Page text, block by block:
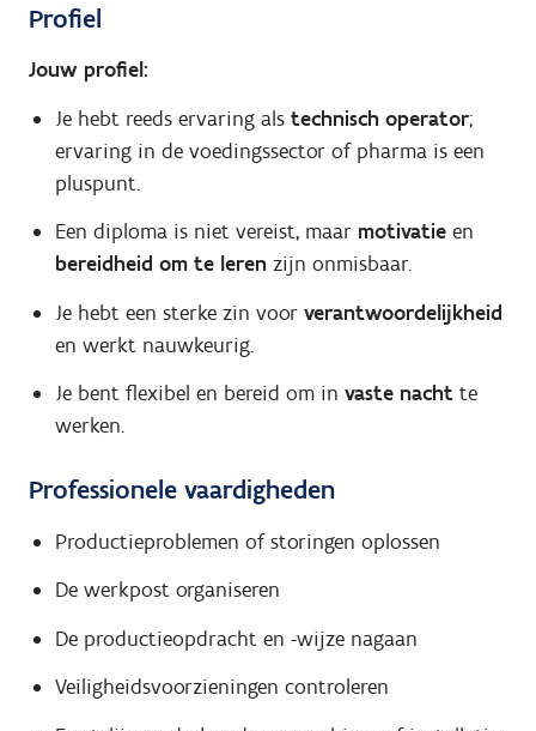
Profiel
Jouw profiel:
Je hebt reeds ervaring als technisch operator;
ervaring in de voedingssector of pharma is een
pluspunt.
Een diploma is niet vereist, maar motivatieen
bereidheid om te lerenzijn onmisbaar.
Je hebt een sterke zin voor verantwoordelijkheid
en werkt nauwkeurig.
Je bent flexibel en bereid om in vaste nachtte
werken.
Professionele vaardigheden
Productieproblemen of storingen oplossen
De werkpost organiseren
De productieopdracht en -wijze nagaan
Veiligheidsvoorzieningen controleren